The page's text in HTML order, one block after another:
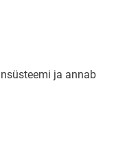
ja annab